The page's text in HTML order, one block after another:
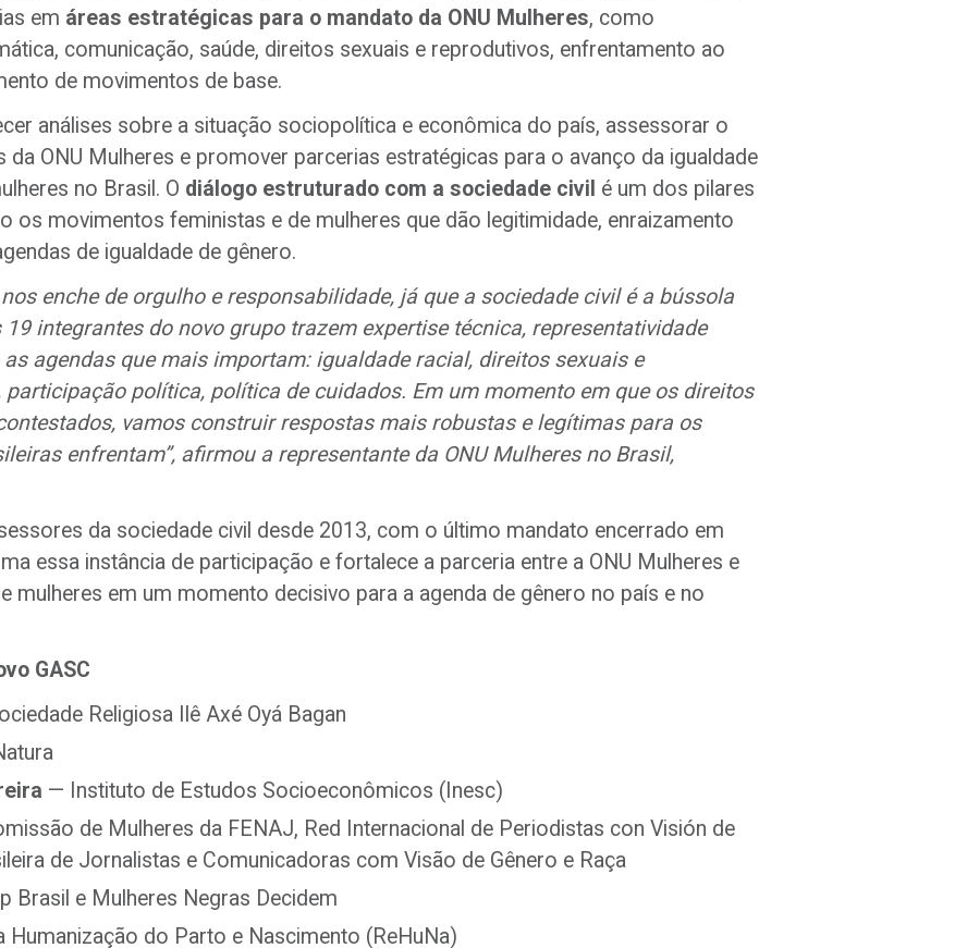
em áreas estratégicas para o mandato da ONU Mulheres, como
comunicação, saúde, direitos sexuais e reprodutivos, enfrentamento ao
de movimentos de base.
análises sobre a situação sociopolítica e econômica do país, assessorar o
ONU Mulheres e promover parcerias estratégicas para o avanço da igualdade
no Brasil. O diálogo estruturado com a sociedade civil é um dos pilares
os movimentos feministas e de mulheres que dão legitimidade, enraizamento
de igualdade de gênero.
enche de orgulho e responsabilidade, já que a sociedade civil é a bússola
integrantes do novo grupo trazem expertise técnica, representatividade
agendas que mais importam: igualdade racial, direitos sexuais e
política, política de cuidados. Em um momento em que os direitos
vamos construir respostas mais robustas e legítimas para os
enfrentam”, afirmou a representante da ONU Mulheres no Brasil,
da sociedade civil desde 2013, com o último mandato encerrado em
essa instância de participação e fortalece a parceria entre a ONU Mulheres e
mulheres em um momento decisivo para a agenda de gênero no país e no
GASC
Religiosa Ilê Axé Oyá Bagan
— Instituto de Estudos Socioeconômicos (Inesc)
de Mulheres da FENAJ, Red Internacional de Periodistas con Visión de
de Jornalistas e Comunicadoras com Visão de Gênero e Raça
Brasil e Mulheres Negras Decidem
Humanização do Parto e Nascimento (ReHuNa)